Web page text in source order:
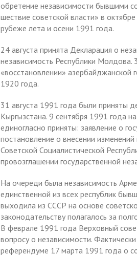
обретение независимости бывшими
шествие советской власти» в
рубеже лета и осени 1991 года.
24 августа принята Декларация о
независимость Республики
«восстановлении» азербайджанской
1920 года.
31 августа 1991 года были приняты
Кыргызстана. 9 сентября 1991 года
единогласно приняты: заявление о
постановление о внесении
Советской Социалистической
провозглашении государственной
На очереди была независимость
единственной из всех республик
выходила из СССР на основе
законодательству полагалось за
В феврале 1991 года Верховный
вопросу о независимости.
референдуме 17 марта 1991 года о